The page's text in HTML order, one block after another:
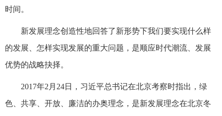
时间。
新发展理念创造性地回答了新形势下我们要实现什么样
的发展、怎样实现发展的重大问题，是顺应时代潮流、发展
优势的战略抉择。
2017年2月24日，习近平总书记在北京考察时指出，绿
色、共享、开放、廉洁的办奥理念，是新发展理念在北京冬